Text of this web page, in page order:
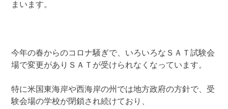
まいます。
今年の春からのコロナ騒ぎで、いろいろなＳＡＴ試験会
場で変更がありＳＡＴが受けられなくなっています。
特に米国東海岸や西海岸の州では地方政府の方針で、受
験会場の学校が閉鎖され続けており、